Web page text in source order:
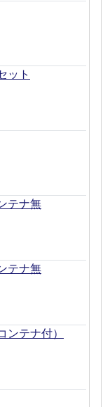
ット
テナ無
テナ無
テナ付）